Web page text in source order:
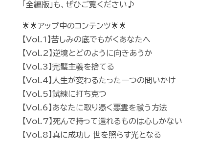
「全編版」も、ぜひご覧ください♪
🌟🌟アップ中のコンテンツ🌟🌟
【Vol.1】苦しみの底でもがくあなたへ
【Vol.2】逆境とどのように向きあうか
【Vol.3】完璧主義を捨てる
【Vol.4】人生が変わるたった一つの問いかけ
【Vol.5】試練に打ち克つ
【Vol.6】あなたに取り憑く悪霊を祓う方法
【Vol.7】死んで持って還れるものは心しかない
【Vol.8】真に成功し 世を照らす光となる